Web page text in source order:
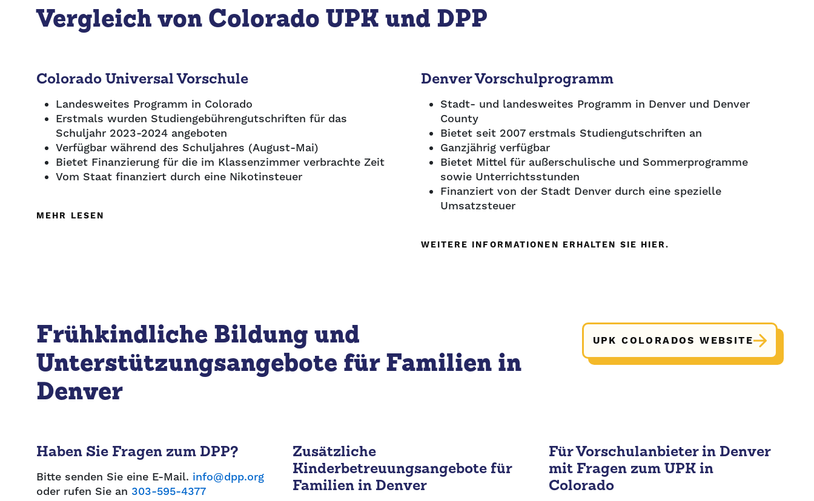
Vergleich von Colorado UPK und DPP
Colorado Universal Vorschule
Landesweites Programm in Colorado
Erstmals wurden Studiengebührengutschriften für das
Schuljahr 2023-2024 angeboten
Verfügbar während des Schuljahres (August-Mai)
Bietet Finanzierung für die im Klassenzimmer verbrachte Zeit
Vom Staat finanziert durch eine Nikotinsteuer
MEHR LESEN
Denver Vorschulprogramm
Stadt- und landesweites Programm in Denver und Denver
County
Bietet seit 2007 erstmals Studiengutschriften an
Ganzjährig verfügbar
Bietet Mittel für außerschulische und Sommerprogramme
sowie Unterrichtsstunden
Finanziert von der Stadt Denver durch eine spezielle
Umsatzsteuer
WEITERE INFORMATIONEN ERHALTEN SIE HIER.
Frühkindliche Bildung und
Unterstützungsangebote für Familien in
Denver
UPK COLORADOS WEBSITE
Haben Sie Fragen zum DPP?
Bitte senden Sie eine E-Mail. info@dpp.org
oder rufen Sie an 303-595-4377
Zusätzliche
Kinderbetreuungsangebote für
Familien in Denver
Für Vorschulanbieter in Denver
mit Fragen zum UPK in
Colorado